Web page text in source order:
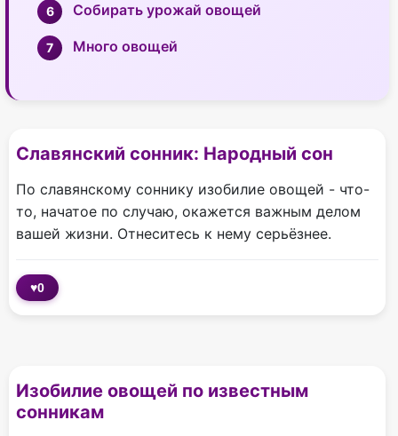
Собирать урожай овощей
Много овощей
Славянский сонник: Народный сон
По славянскому соннику изобилие овощей - что-
то, начатое по случаю, окажется важным делом
вашей жизни. Отнеситесь к нему серьёзнее.
♥0
Изобилие овощей по известным
сонникам